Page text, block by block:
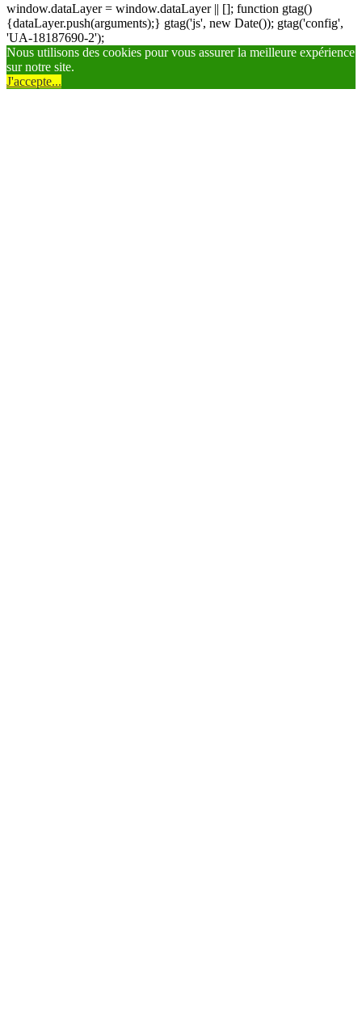
window.dataLayer = window.dataLayer || []; function gtag()
{dataLayer.push(arguments);} gtag('js', new Date()); gtag('config',
'UA-18187690-2');
Nous utilisons des cookies pour vous assurer la meilleure expérience
sur notre site.
J'accepte...